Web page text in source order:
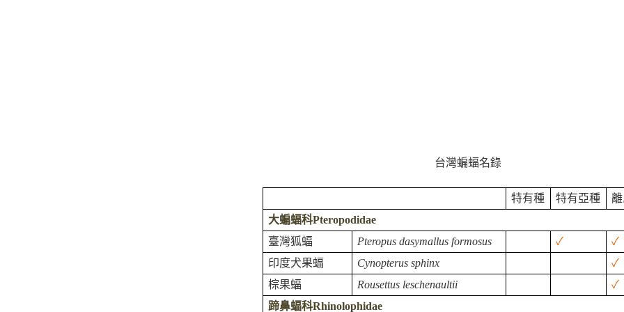
台灣蝙蝠名錄
特有種 特有亞種
大蝙蝠科Pteropodidae
臺灣狐蝠
Pteropus dasymallus formosus ✓
✓
印度犬果蝠
Cynopterus sphinx
✓
棕果蝠
Rousettus leschenaultii
✓
蹄鼻蝠科Rhinolophidae